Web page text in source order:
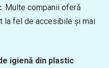
Multe companii oferă
la fel de accesibile și mai
igienă din plastic